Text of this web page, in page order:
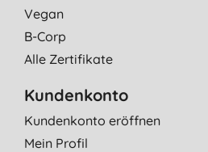
Vegan
B-Corp
Alle Zertifikate
Kundenkonto
Kundenkonto eröffnen
Mein Profil